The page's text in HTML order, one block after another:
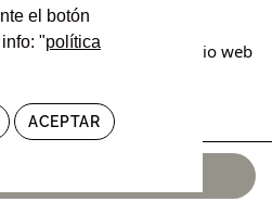
derechos reservados. Sitio web
el botón
"política
ACEPTAR